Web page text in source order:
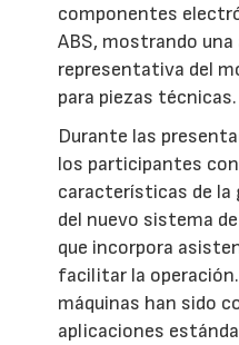
componentes
ABS, mostrando
representativa del
para piezas técnicas.
Durante las
los participantes
características de la
del nuevo sistema
que incorpora
facilitar la
máquinas han sido
aplicaciones